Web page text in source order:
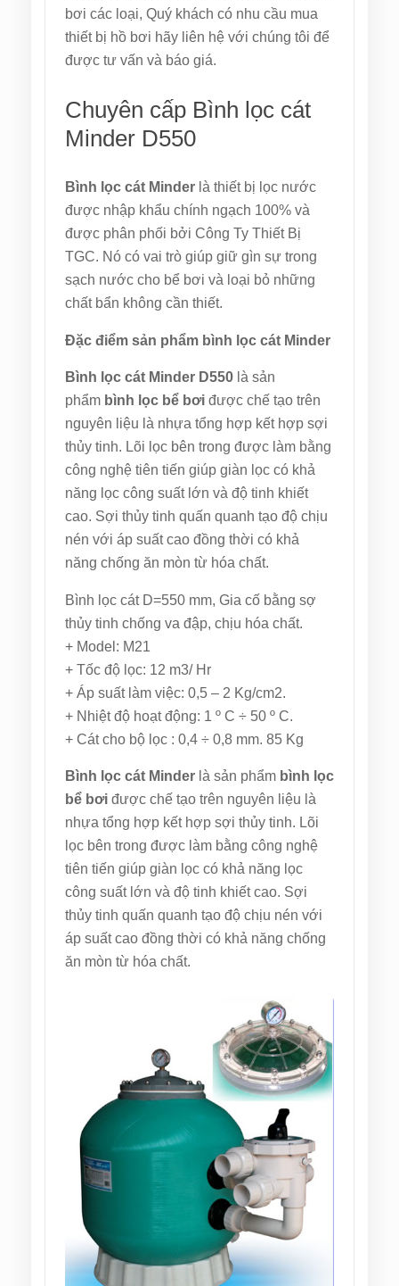
bơi các loại, Quý khách có nhu cầu mua
thiết bị hồ bơi hãy liên hệ với chúng tôi để
được tư vấn và báo giá.
Chuyên cấp Bình lọc cát
Minder D550
Bình lọc cát Minder là thiết bị lọc nước
được nhập khẩu chính ngạch 100% và
được phân phối bởi Công Ty Thiết Bị
TGC. Nó có vai trò giúp giữ gìn sự trong
sạch nước cho bể bơi và loại bỏ những
chất bẩn không cần thiết.
Đặc điểm sản phẩm bình lọc cát Minder
Bình lọc cát Minder D550 là sản
phẩm bình lọc bể bơi được chế tạo trên
nguyên liệu là nhựa tổng hợp kết hợp sợi
thủy tinh. Lõi lọc bên trong được làm bằng
công nghệ tiên tiến giúp giàn lọc có khả
năng lọc công suất lớn và độ tinh khiết
cao. Sợi thủy tinh quấn quanh tạo độ chịu
nén với áp suất cao đồng thời có khả
năng chống ăn mòn từ hóa chất.
Bình lọc cát D=550 mm, Gia cố bằng sợ
thủy tinh chống va đập, chịu hóa chất.
+ Model: M21
+ Tốc độ lọc: 12 m3/ Hr
+ Áp suất làm việc: 0,5 – 2 Kg/cm2.
+ Nhiệt độ hoạt động: 1 º C ÷ 50 º C.
+ Cát cho bộ lọc : 0,4 ÷ 0,8 mm. 85 Kg
Bình lọc cát Minder là sản phẩm bình lọc
bể bơi được chế tạo trên nguyên liệu là
nhựa tổng hợp kết hợp sợi thủy tinh. Lõi
lọc bên trong được làm bằng công nghệ
tiên tiến giúp giàn lọc có khả năng lọc
công suất lớn và độ tinh khiết cao. Sợi
thủy tinh quấn quanh tạo độ chịu nén với
áp suất cao đồng thời có khả năng chống
ăn mòn từ hóa chất.